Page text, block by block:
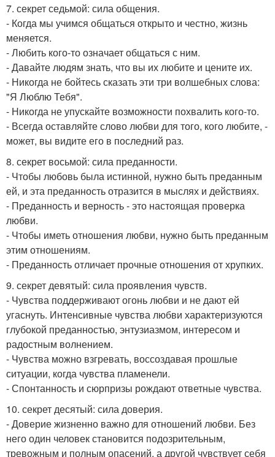
7. секрет седьмой: сила общения.
- Когда мы учимся общаться открыто и честно, жизнь
меняется.
- Любить кого-то означает общаться с ним.
- Давайте людям знать, что вы их любите и цените их.
- Никогда не бойтесь сказать эти три волшебных слова:
"Я Люблю Тебя".
- Никогда не упускайте возможности похвалить кого-то.
- Всегда оставляйте слово любви для того, кого любите, -
может, вы видите его в последний раз.
8. секрет восьмой: сила преданности.
- Чтобы любовь была истинной, нужно быть преданным
ей, и эта преданность отразится в мыслях и действиях.
- Преданность и верность - это настоящая проверка
любви.
- Чтобы иметь отношения любви, нужно быть преданным
этим отношениям.
- Преданность отличает прочные отношения от хрупких.
9. секрет девятый: сила проявления чувств.
- Чувства поддерживают огонь любви и не дают ей
угаснуть. Интенсивные чувства любви характеризуются
глубокой преданностью, энтузиазмом, интересом и
радостным волнением.
- Чувства можно взгревать, воссоздавая прошлые
ситуации, когда чувства пламенели.
- Спонтанность и сюрпризы рождают ответные чувства.
10. секрет десятый: сила доверия.
- Доверие жизненно важно для отношений любви. Без
него один человек становится подозрительным,
тревожным и полным опасений, а другой чувствует себя